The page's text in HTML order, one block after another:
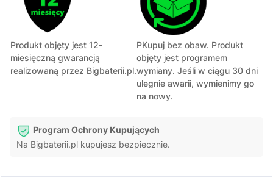
Produkt objęty jest 12-
miesięczną gwarancją
realizowaną przez Bigbaterii.pl.
PKupuj bez obaw. Produkt
objęty jest programem
wymiany. Jeśli w ciągu 30 dni
ulegnie awarii, wymienimy go
na nowy.
Program Ochrony Kupujących
Na Bigbaterii.pl kupujesz bezpiecznie.